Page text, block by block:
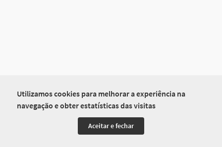
Utilizamos cookies para melhorar a experiência na
navegação e obter estatísticas das visitas
Aceitar e fechar